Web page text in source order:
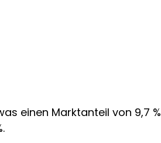
einen Marktanteil von 9,7 %